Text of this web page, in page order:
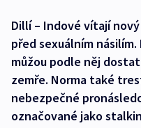
Dillí – Indové vítají
před sexuálním
můžou podle něj
zemře. Norma také
nebezpečné
označované jako